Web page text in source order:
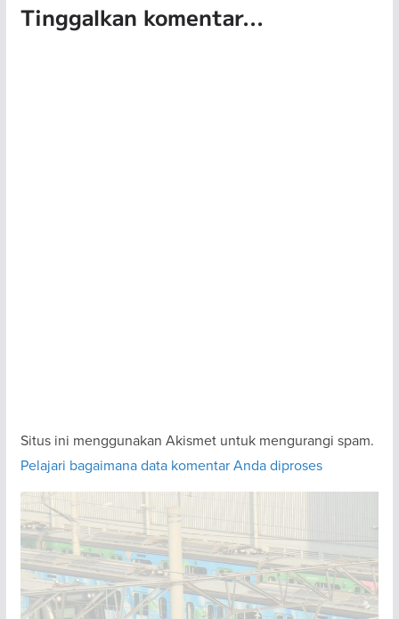
Tinggalkan komentar...
Situs ini menggunakan Akismet untuk mengurangi spam.
Pelajari bagaimana data komentar Anda diproses